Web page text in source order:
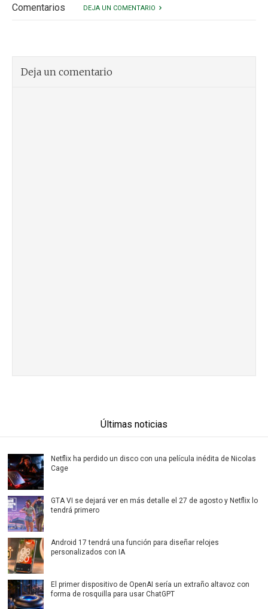
Comentarios DEJA UN COMENTARIO
Deja un comentario
Últimas noticias
Netflix ha perdido un disco con una película inédita de Nicolas
Cage
GTA VI se dejará ver en más detalle el 27 de agosto y Netflix lo
tendrá primero
Android 17 tendrá una función para diseñar relojes
personalizados con IA
El primer dispositivo de OpenAI sería un extraño altavoz con
forma de rosquilla para usar ChatGPT